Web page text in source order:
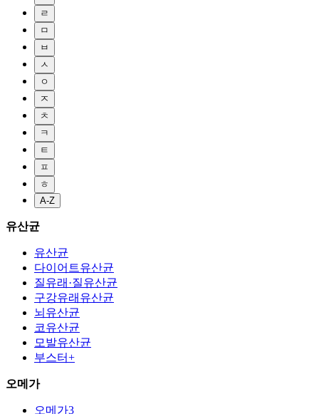
ㄹ
ㅁ
ㅂ
ㅅ
ㅇ
ㅈ
ㅊ
ㅋ
ㅌ
ㅍ
ㅎ
A-Z
유산균
유산균
다이어트유산균
질유래·질유산균
구강유래유산균
뇌유산균
코유산균
모발유산균
부스터+
오메가
오메가3